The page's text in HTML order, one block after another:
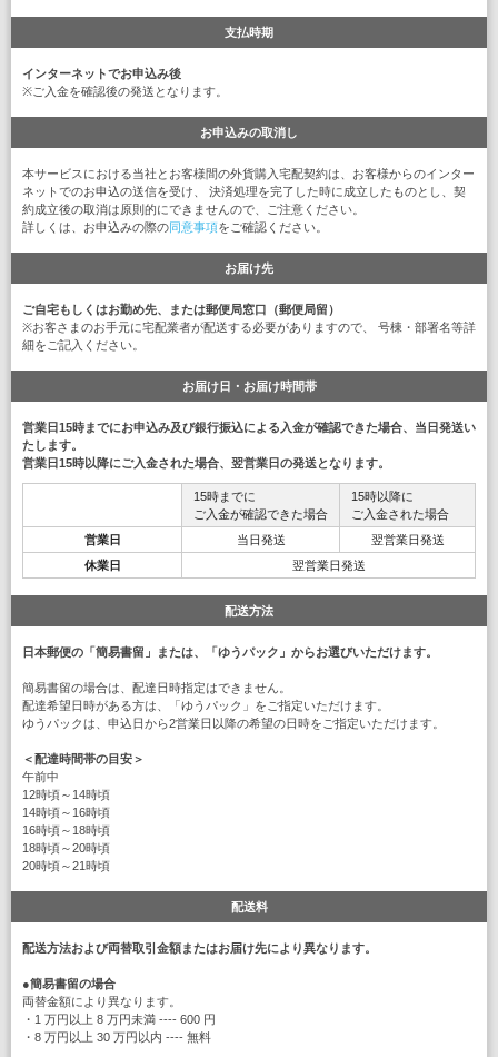
支払時期
インターネットでお申込み後
※ご入金を確認後の発送となります。
お申込みの取消し
本サービスにおける当社とお客様間の外貨購入宅配契約は、お客様からのインター
ネットでのお申込の送信を受け、 決済処理を完了した時に成立したものとし、契
約成立後の取消は原則的にできませんので、ご注意ください。
詳しくは、お申込みの際の同意事項をご確認ください。
お届け先
ご自宅もしくはお勤め先、または郵便局窓口（郵便局留）
※お客さまのお手元に宅配業者が配送する必要がありますので、 号棟・部署名等詳
細をご記入ください。
お届け日・お届け時間帯
営業日15時までにお申込み及び銀行振込による入金が確認できた場合、当日発送い
たします。
営業日15時以降にご入金された場合、翌営業日の発送となります。
15時までに
ご入金が確認できた場合
15時以降に
ご入金された場合
営業日
当日発送
翌営業日発送
休業日
翌営業日発送
配送方法
日本郵便の「簡易書留」または、「ゆうパック」からお選びいただけます。
簡易書留の場合は、配達日時指定はできません。
配達希望日時がある方は、「ゆうパック」をご指定いただけます。
ゆうパックは、申込日から2営業日以降の希望の日時をご指定いただけます。
＜配達時間帯の目安＞
午前中
12時頃～14時頃
14時頃～16時頃
16時頃～18時頃
18時頃～20時頃
20時頃～21時頃
配送料
配送方法および両替取引金額またはお届け先により異なります。
●簡易書留の場合
両替金額により異なります。
・1 万円以上 8 万円未満 ---- 600 円
・8 万円以上 30 万円以内 ---- 無料